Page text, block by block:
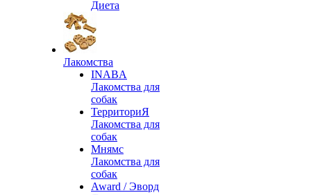
Диета
Лакомства
INABA
Лакомства для
собак
ТерриториЯ
Лакомства для
собак
Мнямс
Лакомства для
собак
Award / Эворд